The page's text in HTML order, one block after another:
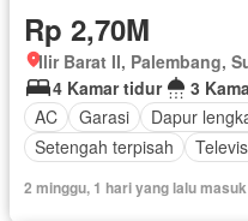
Rp 2,70M
Ilir Barat II, Palembang,
4 Kamar tidur
3
AC
Garasi Dapur
Setengah terpisah
2 minggu, 1 hari yang lalu